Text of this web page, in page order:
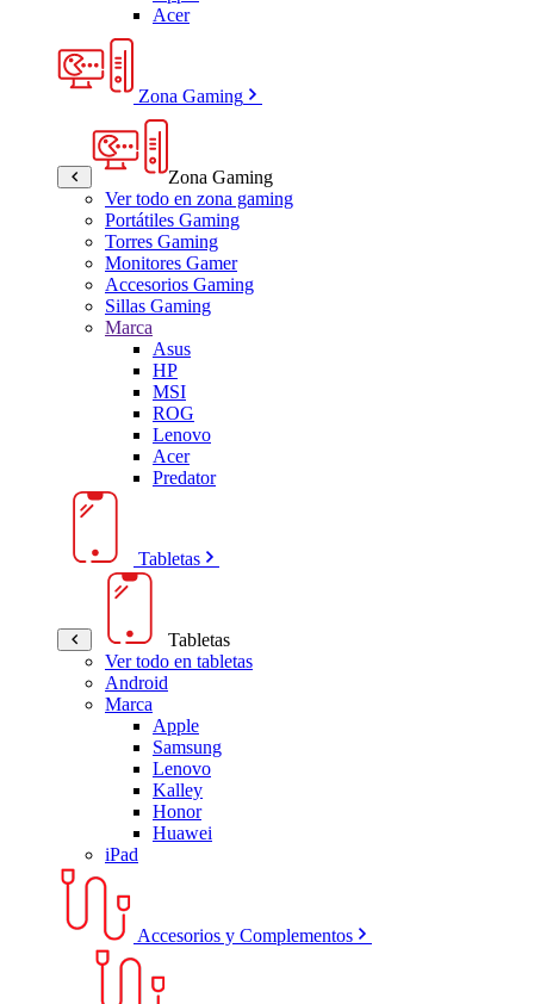
Acer
Zona Gaming
Zona Gaming
Ver todo en zona gaming
Portátiles Gaming
Torres Gaming
Monitores Gamer
Accesorios Gaming
Sillas Gaming
Marca
Asus
HP
MSI
ROG
Lenovo
Acer
Predator
Tabletas
Tabletas
Ver todo en tabletas
Android
Marca
Apple
Samsung
Lenovo
Kalley
Honor
Huawei
iPad
Accesorios y Complementos